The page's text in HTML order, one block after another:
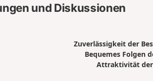
und Diskussionen
Zuverlässigkeit der
Bequemes Folgen
Attraktivität